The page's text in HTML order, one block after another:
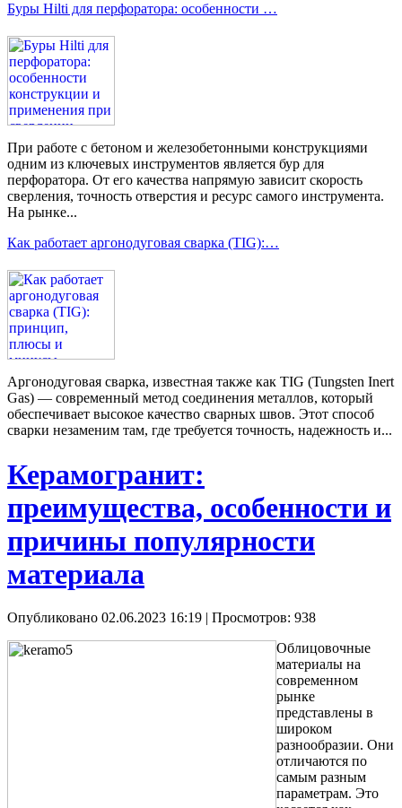
Буры Hilti для перфоратора: особенности …
При работе с бетоном и железобетонными конструкциями
одним из ключевых инструментов является бур для
перфоратора. От его качества напрямую зависит скорость
сверления, точность отверстия и ресурс самого инструмента.
На рынке...
Как работает аргонодуговая сварка (TIG):…
Аргонодуговая сварка, известная также как TIG (Tungsten Inert
Gas) — современный метод соединения металлов, который
обеспечивает высокое качество сварных швов. Этот способ
сварки незаменим там, где требуется точность, надежность и...
Керамогранит:
преимущества, особенности и
причины популярности
материала
Опубликовано 02.06.2023 16:19 | Просмотров: 938
Облицовочные
материалы на
современном
рынке
представлены в
широком
разнообразии. Они
отличаются по
самым разным
параметрам. Это